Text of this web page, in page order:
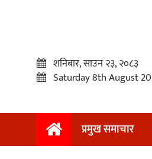
प्रमुख
शनिबार, साउन २३, २०८३
Saturday 8th August
प्रमुख समाचार